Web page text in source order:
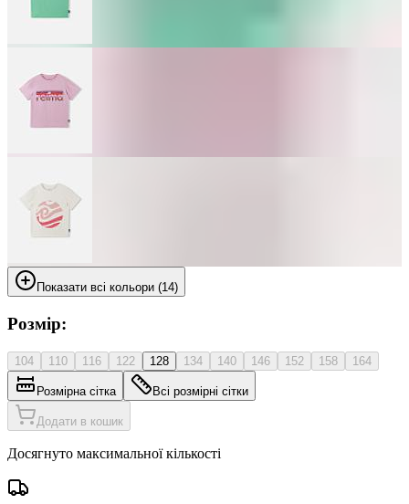
Показати всі кольори (14)
Розмір:
104 110 116 122 128 134 140 146 152 158 164
Розмірна сітка Всі розмірні сітки
Додати в кошик
Досягнуто максимальної кількості